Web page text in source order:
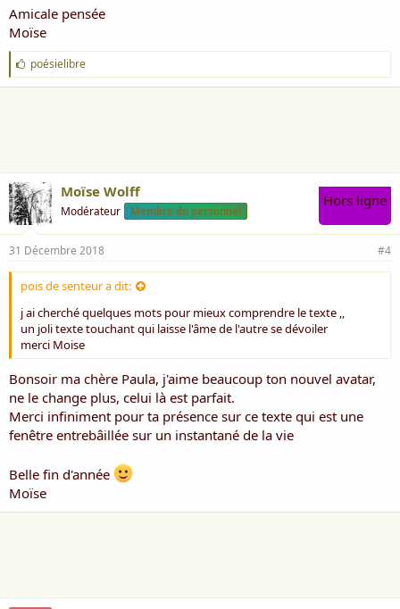
Amicale pensée
Moïse
J
'
a
poésielibre
Moïse Wolff
Modérateur Membre du personnel
Hors ligne
31 Décembre 2018 #4
pois de senteur a dit:
j ai cherché quelques mots pour mieux comprendre le texte ,,
un joli texte touchant qui laisse l'âme de l'autre se dévoiler
merci Moise
Bonsoir ma chère Paula, j'aime beaucoup ton nouvel avatar,
ne le change plus, celui là est parfait.
Merci infiniment pour ta présence sur ce texte qui est une
fenêtre entrebâillée sur un instantané de la vie
Belle fin d'année
Moïse